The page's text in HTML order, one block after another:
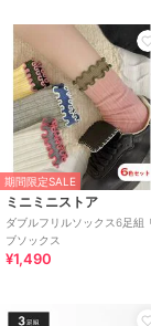
期間限定SALE
ミニミニストア
ダブルフリルソックス6足組
ブソックス
¥1,490